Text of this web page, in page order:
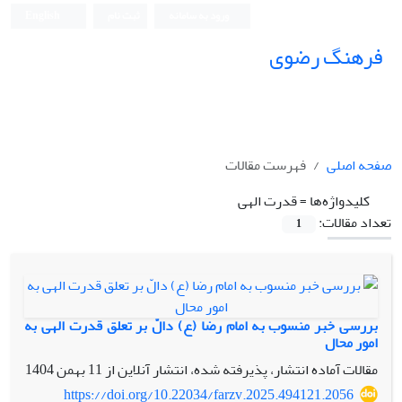
فرهنگ رضوی
صفحه اصلی
فهرست مقالات
کلیدواژه‌ها =قدرت الهی
تعداد مقالات:
1
بررسی خبر منسوب به امام رضا (ع) دالّ بر تعلق قدرت الهی به
امور محال
مقالات آماده انتشار، پذیرفته شده، انتشار آنلاین از11 بهمن 1404
https://doi.org/10.22034/farzv.2025.494121.2056